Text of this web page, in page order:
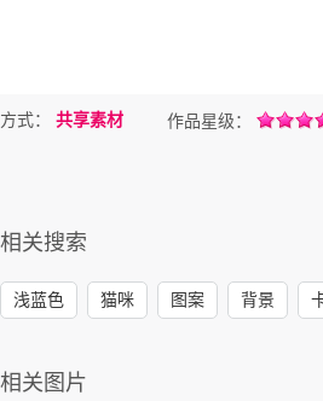
方式： 共享素材 作品星级：
相关搜索
浅蓝色 猫咪 图案 背景
相关图片